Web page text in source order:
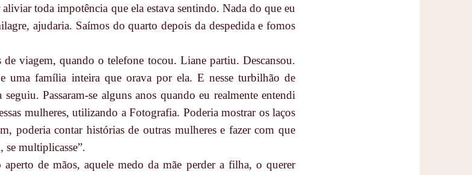
aliviar toda impotência que ela estava sentindo. Nada do que eu
ajudaria. Saímos do quarto depois da despedida e fomos
viagem, quando o telefone tocou. Liane partiu. Descansou.
uma família inteira que orava por ela. E nesse turbilhão de
Passaram-se alguns anos quando eu realmente entendi
mulheres, utilizando a Fotografia. Poderia mostrar os laços
poderia contar histórias de outras mulheres e fazer com que
se multiplicasse”.
de mãos, aquele medo da mãe perder a filha, o querer